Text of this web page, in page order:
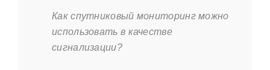
Как спутниковый мониторинг можно
использовать в качестве
сигнализации?